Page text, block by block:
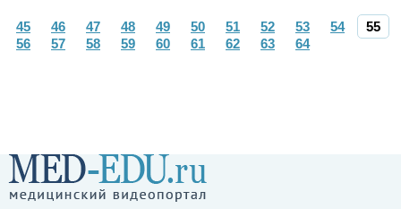
45 46 47 48 49 50 51 52 53 54
55
56
57 58 59 60 61 62 63 64